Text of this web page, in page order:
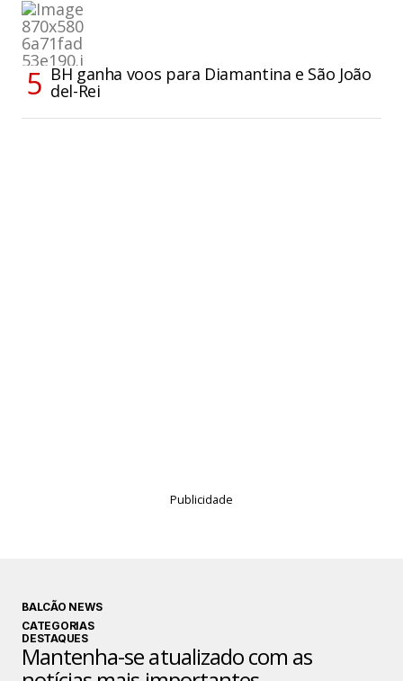
BH ganha voos para Diamantina e São João
del-Rei
Publicidade
BALCÃO NEWS
CATEGORIAS
DESTAQUES
Mantenha-se atualizado com as